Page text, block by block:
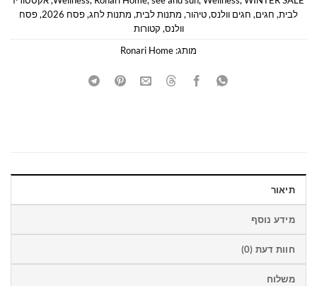
לבית, חגים, חגים וולנס,טיהור, מתנות לבית, מתנות לחג,פסח 2026 ,פסח
וולנס, קטורות
מותג: Ronari Home
תיאור
מידע נוסף
חוות דעת (0)
משלוח